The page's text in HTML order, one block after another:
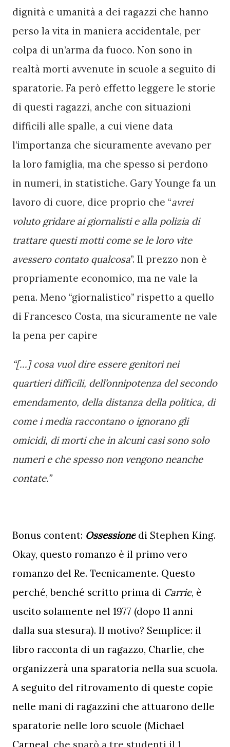
dignità e umanità a dei ragazzi che hanno
perso la vita in maniera accidentale, per
colpa di un’arma da fuoco. Non sono in
realtà morti avvenute in scuole a seguito di
sparatorie. Fa però effetto leggere le storie
di questi ragazzi, anche con situazioni
difficili alle spalle, a cui viene data
l’importanza che sicuramente avevano per
la loro famiglia, ma che spesso si perdono
in numeri, in statistiche. Gary Younge fa un
lavoro di cuore, dice proprio che “avrei
voluto gridare ai giornalisti e alla polizia di
trattare questi motti come se le loro vite
avessero contato qualcosa”. Il prezzo non è
propriamente economico, ma ne vale la
pena. Meno “giornalistico” rispetto a quello
di Francesco Costa, ma sicuramente ne vale
la pena per capire
“[...] cosa vuol dire essere genitori nei
quartieri difficili, dell’onnipotenza del secondo
emendamento, della distanza della politica, di
come i media raccontano o ignorano gli
omicidi, di morti che in alcuni casi sono solo
numeri e che spesso non vengono neanche
contate.”
Bonus content: Ossessione di Stephen King.
Okay, questo romanzo è il primo vero
romanzo del Re. Tecnicamente. Questo
perché, benché scritto prima di Carrie, è
uscito solamente nel 1977 (dopo 11 anni
dalla sua stesura). Il motivo? Semplice: il
libro racconta di un ragazzo, Charlie, che
organizzerà una sparatoria nella sua scuola.
A seguito del ritrovamento di queste copie
nelle mani di ragazzini che attuarono delle
sparatorie nelle loro scuole (Michael
Carneal, che sparò a tre studenti il 1